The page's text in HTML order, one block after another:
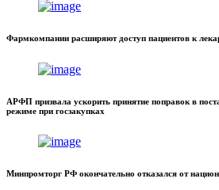
Фармкомпании расширяют доступ пациентов к
АРФП призвала ускорить принятие поправок в
режиме при госзакупках
Минпромторг РФ окончательно отказался от